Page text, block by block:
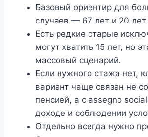
Базовый ориентир для
случаев — 67 лет и 20 лет
Есть редкие старые
могут хватить 15 лет, но
массовый сценарий.
Если нужного стажа нет,
вариант чаще связан не
пенсией, а с assegno
доходе и соблюдении
Отдельно всегда нужно